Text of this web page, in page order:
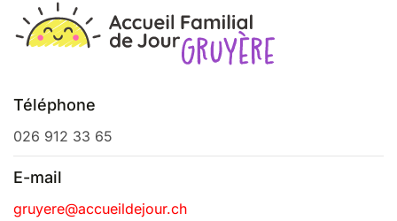
Téléphone
026 912 33 65
E-mail
gruyere@accueildejour.ch